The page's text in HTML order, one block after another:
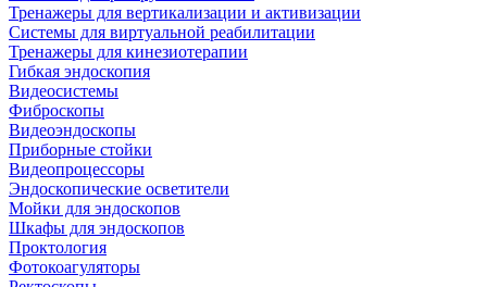
Тренажеры для вертикализации и активизации
Системы для виртуальной реабилитации
Тренажеры для кинезиотерапии
Гибкая эндоскопия
Видеосистемы
Фиброскопы
Видеоэндоскопы
Приборные стойки
Видеопроцессоры
Эндоскопические осветители
Мойки для эндоскопов
Шкафы для эндоскопов
Проктология
Фотокоагуляторы